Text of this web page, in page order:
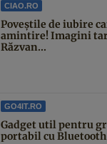
CIAO.RO
Poveştile de iubire
amintire! Imagini
Răzvan...
GO4IT.RO
Gadget util pentru
portabil cu